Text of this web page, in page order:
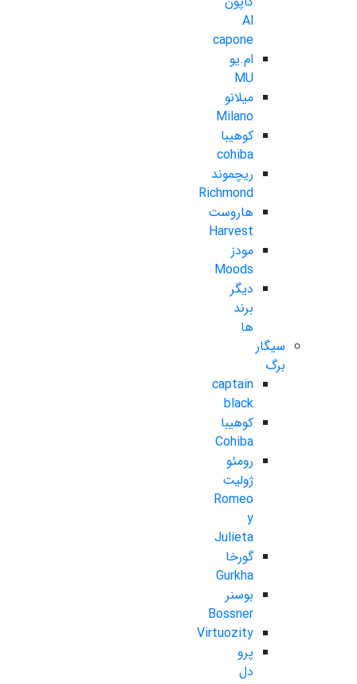
Al
capone
ام.یو
MU
میلانو
Milano
کوهیبا
cohiba
ریچموند
Richmond
هاروست
Harvest
مودز
Moods
دیگر
برند
ها
سیگار
برگ
captain
black
کوهیبا
Cohiba
رومئو
ژولیت
Romeo
y
Julieta
گورخا
Gurkha
بوسنر
Bossner
Virtuozity
پرو
دل